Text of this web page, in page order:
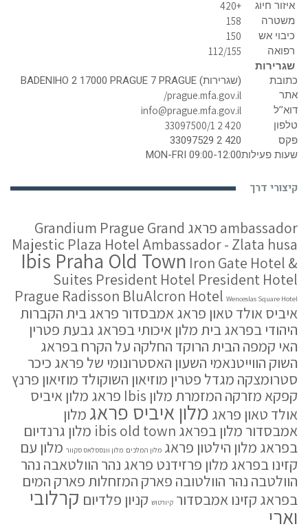
איזור חיוג +420
משטרה 158
כיבוי אש 150
רפואה 112/155
שגרירות
כתובת
(שגרירות) BADENIHO 2 17000 PRAGUE 7 PRAGUE
אתר
prague.mfa.gov.il/
דוא’’ל info@prague.mfa.gov.il
טלפון 420 2 33097500/1
פקס
420 2 33097529
שעות פעילותMON-FRI 09:00-12:00
קיצורי דרך
ambassador פראג Grandium Prague Grand
Majestic Plaza Hotel Ambassador - Zlata husa
Ibis Praha Old Town Iron Gate Hotel &
Suites President Hotel President Hotel
Prague Radisson BluAlcron Hotel Wenceslas Square Hotel
איביס אולד טאון פראגאמבסדור פראגבית הקברות
היהודי בפראגבית מלון איכותי בפראג גבעת פטרין
האי קמפה הבית הרוקד החלקה על הקרח בפראג
השוק הווייטנאמי השעון האסטרונומי של פראג כיכר
סטרומצקה מגדל פטרין מוזיאון השוקולד מוזיאון פרנץ
קפקא מזרקה המזמרתמלון Ibis פראג
מלון איביס
אולד טאון פראג מלון איביס פראגמלון
אמבסדור מלון בפראג ibis old town
מלון גרנדיום
בפראג מלון הילטון פראג מלון המלכים מלון וונססלאס סקוור מלון עם
קזינו בפראג מלון פרזידנט פראג נהר הוולטאבה נהר
הוולטבה נהר הוולטובה פארק המזחלותפארק המים
בפראג קזינו אמבסדור קיורטוש קניון פלדיום קרלובי
וארי